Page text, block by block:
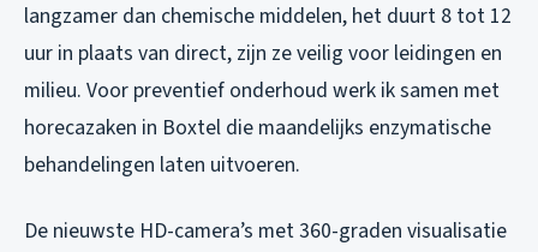
langzamer dan chemische middelen, het duurt 8 tot 12
uur in plaats van direct, zijn ze veilig voor leidingen en
milieu. Voor preventief onderhoud werk ik samen met
horecazaken in Boxtel die maandelijks enzymatische
behandelingen laten uitvoeren.
De nieuwste HD-camera’s met 360-graden visualisatie